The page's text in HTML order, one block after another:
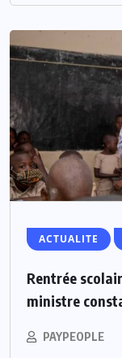
ACTUALITE
Rentrée
ministre
PAYPEOPLE